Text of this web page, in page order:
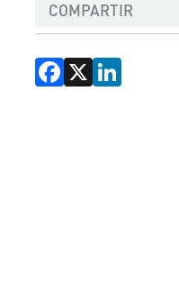
COMPARTIR
Facebook
X